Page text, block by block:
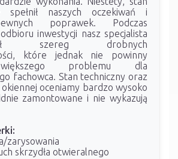
spełnił naszych oczekiwań i
poprawek. Podczas
inwestycji nasz specjalista
szereg drobnych
które jednak nie powinny
problemu dla
fachowca. Stan techniczny oraz
oceniamy bardzo wysoko
zamontowane i nie wykazują
zarysowania
skrzydła otwieralnego